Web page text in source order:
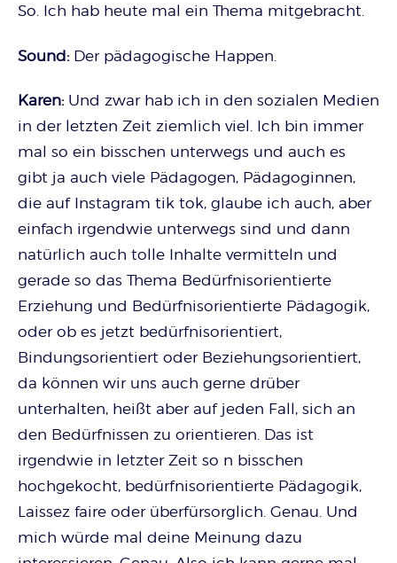
So. Ich hab heute mal ein Thema mitgebracht.
Sound: Der pädagogische Happen.
Karen: Und zwar hab ich in den sozialen Medien
in der letzten Zeit ziemlich viel. Ich bin immer
mal so ein bisschen unterwegs und auch es
gibt ja auch viele Pädagogen, Pädagoginnen,
die auf Instagram tik tok, glaube ich auch, aber
einfach irgendwie unterwegs sind und dann
natürlich auch tolle Inhalte vermitteln und
gerade so das Thema Bedürfnisorientierte
Erziehung und Bedürfnisorientierte Pädagogik,
oder ob es jetzt bedürfnisorientiert,
Bindungsorientiert oder Beziehungsorientiert,
da können wir uns auch gerne drüber
unterhalten, heißt aber auf jeden Fall, sich an
den Bedürfnissen zu orientieren. Das ist
irgendwie in letzter Zeit so n bisschen
hochgekocht, bedürfnisorientierte Pädagogik,
Laissez faire oder überfürsorglich. Genau. Und
mich würde mal deine Meinung dazu